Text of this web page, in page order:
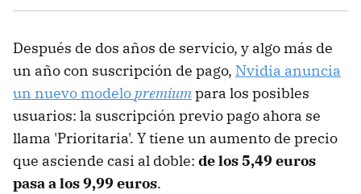
Después de dos años de servicio, y algo más de
un año con suscripción de pago, Nvidia anuncia
un nuevo modelopremiumpara los posibles
usuarios: la suscripción previo pago ahora se
llama 'Prioritaria'. Y tiene un aumento de precio
que asciende casi al doble: de los 5,49 euros
pasa a los 9,99 euros.